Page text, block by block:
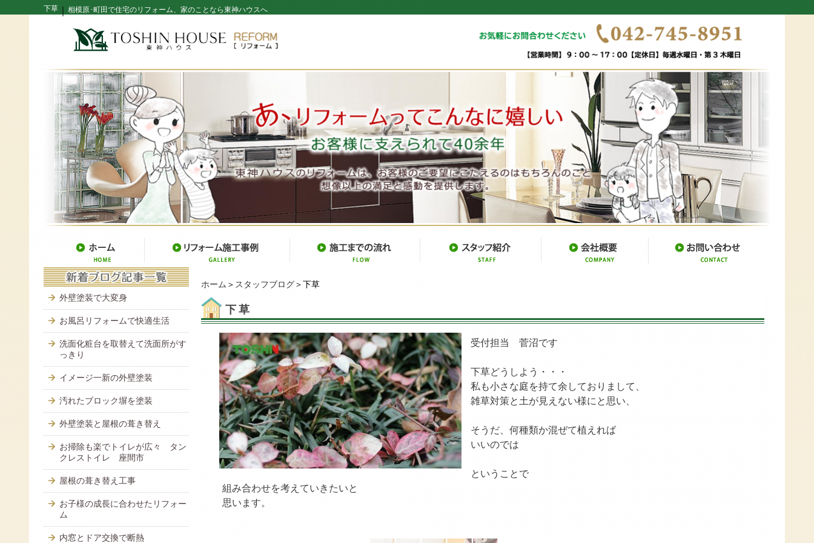
下草 相模原･町田で住宅のリフォーム、家のことなら東神ハウスへ
ホーム ＞ スタッフブログ ＞下草
下草
受付担当 菅沼です
下草どうしよう・・・
私も小さな庭を持て余しておりまして、
雑草対策と土が見えない様にと思い、
そうだ、何種類か混ぜて植えれば
いいのでは
ということで
組み合わせを考えていきたいと
思います。
外壁塗装で大変身
お風呂リフォームで快適生活
洗面化粧台を取替えて洗面所がす
っきり
イメージ一新の外壁塗装
汚れたブロック塀を塗装
外壁塗装と屋根の葺き替え
お掃除も楽でトイレが広々 タン
クレストイレ 座間市
屋根の葺き替え工事
お子様の成長に合わせたリフォー
ム
内窓とドア交換で断熱